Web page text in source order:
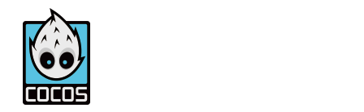
137620514